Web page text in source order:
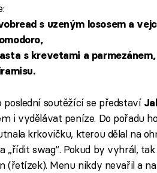
s uzeným lososem a
s krevetami a parmezánem,
poslední soutěžící se představí
i vydělávat peníze. Do pořadu
krkovičku, kterou dělal na
„řídit swag“. Pokud by vyhrál,
(řetízek). Menu nikdy nevařil a